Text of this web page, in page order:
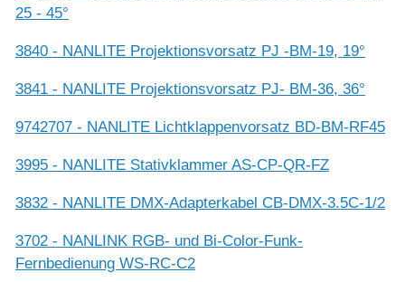
25 - 45°
3840 - NANLITE Projektionsvorsatz PJ -BM-19, 19°
3841 - NANLITE Projektionsvorsatz PJ- BM-36, 36°
9742707 - NANLITE Lichtklappenvorsatz BD-BM-RF45
3995 - NANLITE Stativklammer AS-CP-QR-FZ
3832 - NANLITE DMX-Adapterkabel CB-DMX-3.5C-1/2
3702 - NANLINK RGB- und Bi-Color-Funk-
Fernbedienung WS-RC-C2